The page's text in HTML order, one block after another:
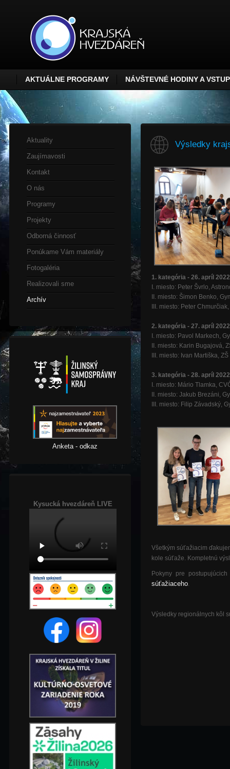
AKTUÁLNE PROGRAMY NÁVŠTEVNÉ HODINY A
Aktuality
Zaujímavosti
Kontakt
O nás
Programy
Projekty
Odborná činnosť
Ponúkame Vám materiály
Fotogaléria
Realizovali sme
Archív
Anketa - odkaz
Kysucká hvezdáreň LIVE
Výsledky
1. kategória - 26. apríl 2022
I. miesto: Peter Švrlo,
II. miesto: Šimon Benko,
III. miesto: Peter
2. kategória - 27. apríl 2022
I. miesto: Pavol Markech,
II. miesto: Karin Bugajová,
III. miesto: Ivan Martiška,
3. kategória - 28. apríl 2022
I. miesto: Mário Tlamka,
II. miesto: Jakub Brezáni,
III. miesto: Filip Závadský,
Všetkým súťažiacim
kole súťaže. Kompletnú
Pokyny pre
súťažiaceho.
Výsledky regionálnych kôl